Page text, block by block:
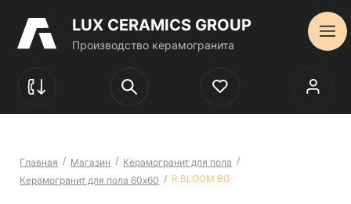
LUX CERAMICS GROUP
Производство керамогранита
Главная / Магазин / Керамогранит для пола /
Керамогранит для пола 60х60 / R BLOOM BG